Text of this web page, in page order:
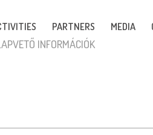
PARTNERS MEDIA
INFORMÁCIÓK